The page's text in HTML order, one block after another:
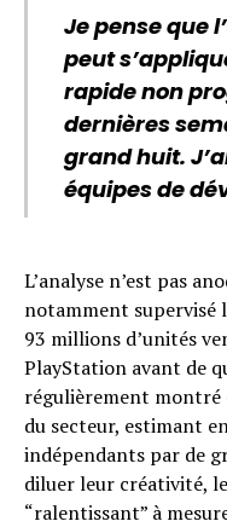
Je pense que
peut
rapide non
dernières
grand huit.
équipes de
L’analyse n’est pas
notamment supervisé
93 millions d’unités
PlayStation avant de
régulièrement
du secteur, estimant
indépendants par de
diluer leur créativité,
“ralentissant” à